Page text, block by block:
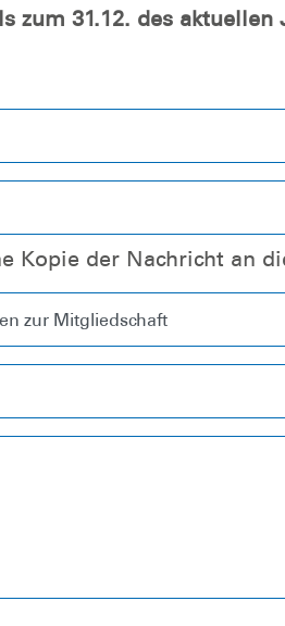
zum 31.12. des aktuellen
Kopie der Nachricht an